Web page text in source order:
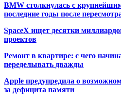
BMW столкнулась с
последние годы после
SpaceX ищет десятки
проектов
Ремонт в квартире: с чего
переделывать дважды
Apple предупредила о
за дефицита памяти